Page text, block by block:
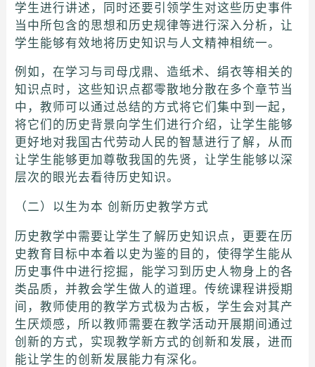
学生进行讲述，同时还要引领学生对这些历史事件
当中所包含的思想和历史规律等进行深入分析，让
学生能够有效地将历史知识与人文精神相统一。
例如，在学习与司母戊鼎、造纸术、绢衣等相关的
知识点时，这些知识点都零散地分散在多个章节当
中，教师可以通过总结的方式将它们集中到一起，
将它们的历史背景向学生们进行介绍，让学生能够
更好地对我国古代劳动人民的智慧进行了解，从而
让学生能够更加尊敬我国的先贤，让学生能够以深
层次的眼光去看待历史知识。
（二）以生为本 创新历史教学方式
历史教学中需要让学生了解历史知识点，更要在历
史教育目标中本着以史为鉴的目的，使得学生能从
历史事件中进行挖掘，能学习到历史人物身上的各
类品质，并教会学生做人的道理。传统课程讲授期
间，教师使用的教学方式极为古板，学生会对其产
生厌烦感，所以教师需要在教学活动开展期间通过
创新的方式，实现教学新方式的创新和发展，进而
能让学生的创新发展能力有深化。